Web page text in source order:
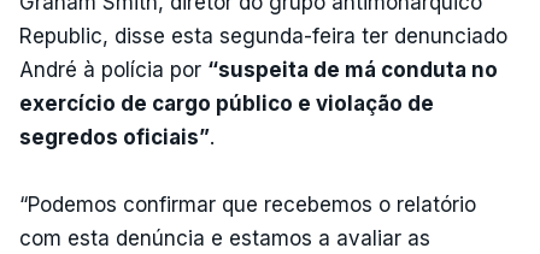
Republic, disse esta segunda-feira ter denunciado
André à polícia por “suspeita de má conduta no
exercício de cargo público e violação de
segredos oficiais”.
“Podemos confirmar que recebemos o relatório
com esta denúncia e estamos a avaliar as